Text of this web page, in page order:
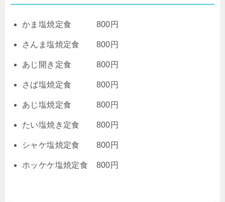
かま塩焼定食 800円
さんま塩焼定食 800円
あじ開き定食 800円
さば塩焼定食 800円
あじ塩焼定食 800円
たい塩焼き定食 800円
シャケ塩焼定食 800円
ホッケケ塩焼定食 800円